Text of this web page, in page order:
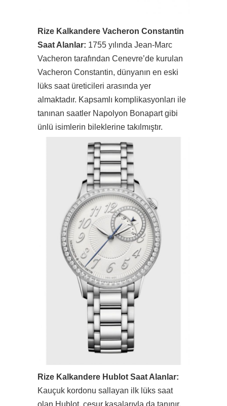
Rize Kalkandere Vacheron Constantin
Saat Alanlar: 1755 yılında Jean-Marc
Vacheron tarafından Cenevre’de kurulan
Vacheron Constantin, dünyanın en eski
lüks saat üreticileri arasında yer
almaktadır. Kapsamlı komplikasyonları ile
tanınan saatler Napolyon Bonapart gibi
ünlü isimlerin bileklerine takılmıştır.
Rize Kalkandere Hublot Saat Alanlar:
Kauçuk kordonu sallayan ilk lüks saat
olan Hublot, cesur kasalarıyla da tanınır.